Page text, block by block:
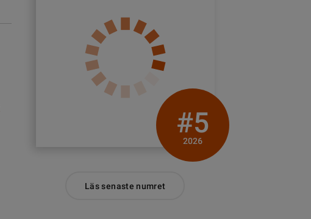
#5
2026
Läs senaste numret